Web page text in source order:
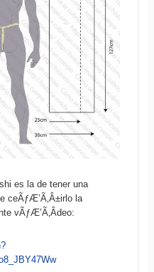
es la de tener una
ceÃƒÆ’Ã‚Â±irlo la
vÃƒÆ’Ã‚Â­deo: